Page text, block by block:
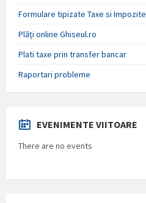
Formulare tipizate Taxe si Impozite
Plăți online Ghiseul.ro
Plati taxe prin transfer bancar
Raportari probleme
EVENIMENTE VIITOARE
There are no events